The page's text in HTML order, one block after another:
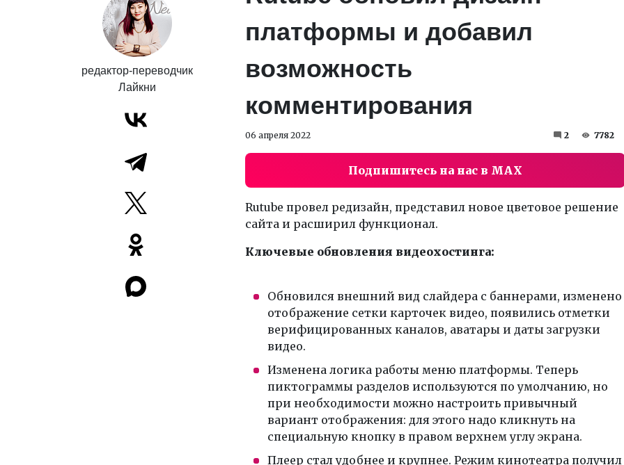
редактор-переводчик
Лайкни
платформы и добавил
возможность
комментирования
06 апреля 2022 2 7782
Подпишитесь на нас в MAX
Rutube провел редизайн, представил новое цветовое решение
сайта и расширил функционал.
Ключевые обновления видеохостинга:
Обновился внешний вид слайдера с баннерами, изменено
отображение сетки карточек видео, появились отметки
верифицированных каналов, аватары и даты загрузки
видео.
Изменена логика работы меню платформы. Теперь
пиктограммы разделов используются по умолчанию, но
при необходимости можно настроить привычный
вариант отображения: для этого надо кликнуть на
специальную кнопку в правом верхнем углу экрана.
Плеер стал удобнее и крупнее. Режим кинотеатра получил